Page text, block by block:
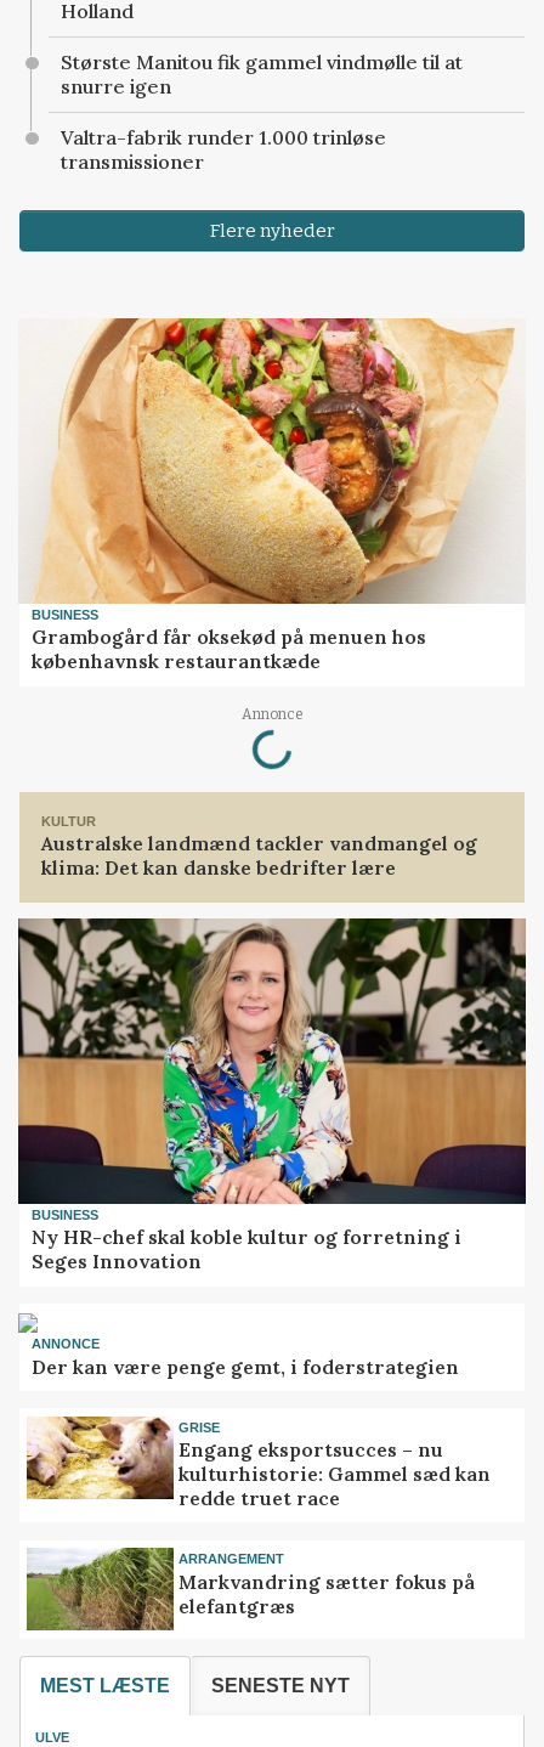
Holland
Største Manitou fik gammel vindmølle til at
snurre igen
Valtra-fabrik runder 1.000 trinløse
transmissioner
Flere nyheder
BUSINESS
Grambogård får oksekød på menuen hos
københavnsk restaurantkæde
Annonce
Loading...
KULTUR
Australske landmænd tackler vandmangel og
klima: Det kan danske bedrifter lære
BUSINESS
Ny HR-chef skal koble kultur og forretning i
Seges Innovation
ANNONCE
Der kan være penge gemt, i foderstrategien
GRISE
Engang eksportsucces – nu
kulturhistorie: Gammel sæd kan
redde truet race
ARRANGEMENT
Markvandring sætter fokus på
elefantgræs
MEST LÆSTE SENESTE NYT
ULVE